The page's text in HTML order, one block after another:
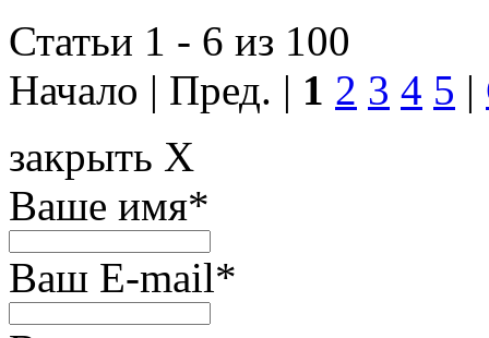
Статьи 1 - 6 из 100
Начало | Пред. | 1 2 3 4 5 |
закрыть X
Ваше имя*
Ваш E-mail*